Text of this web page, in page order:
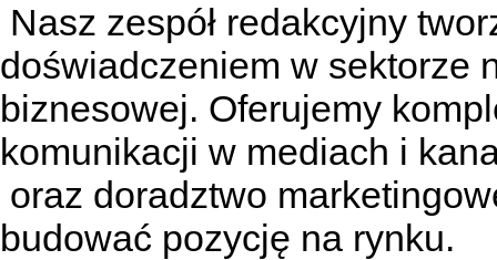
Nasz zespół redakcyjny
doświadczeniem w sektorze
biznesowej. Oferujemy
komunikacji w mediach i
oraz doradztwo
budować pozycję na rynku.